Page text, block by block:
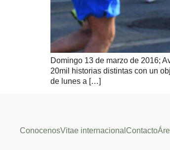
Domingo 13 de marzo de 2016;
20mil historias distintas con un
de lunes a […]
ConocenosVitae internacional Contacto